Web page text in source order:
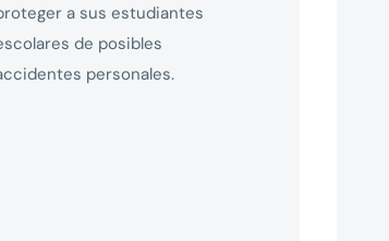
a sus estudiantes
de posibles
personales.